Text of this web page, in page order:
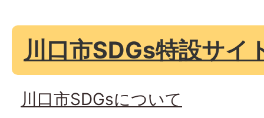
川口市SDGs特設サイ
川口市SDGsについて